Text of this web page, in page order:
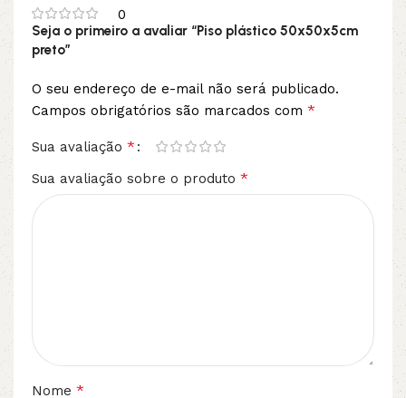
0
Seja o primeiro a avaliar “Piso plástico 50x50x5cm
preto”
O seu endereço de e-mail não será publicado.
Campos obrigatórios são marcados com *
Sua avaliação *
Sua avaliação sobre o produto *
Nome *